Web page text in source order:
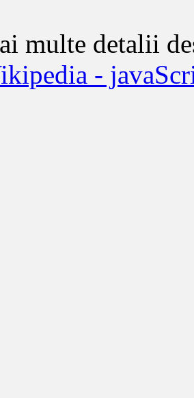
multe detalii
-